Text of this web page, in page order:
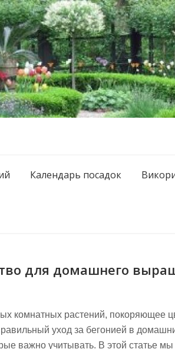
Календарь посадок
для домашнего
комнатных растений, покоряющее
уход за бегонией в
важно учитывать. В этой статье